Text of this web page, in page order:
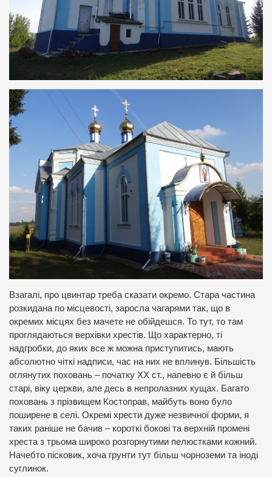
Взагалі, про цвинтар треба сказати окремо. Стара частина
розкидана по місцевості, заросла чагарями так, що в
окремих місцях без мачете не обійдешся. То тут, то там
проглядаються верхівки хрестів. Що характерно, ті
надгробки, до яких все ж можна приступитись, мають
абсолютно чіткі надписи, час на них не вплинув. Більшість
оглянутих поховань – початку ХХ ст., напевно є й більш
старі, віку церкви, але десь в непролазних кущах. Багато
поховань з прізвищем Костоправ, майбуть воно було
поширене в селі. Окремі хрести дуже незвичної форми, я
таких раніше не бачив – короткі бокові та верхній промені
хреста з трьома широко розгорнутими пелюстками кожний.
Начебто пісковик, хоча грунти тут більш чорноземи та іноді
суглинок.